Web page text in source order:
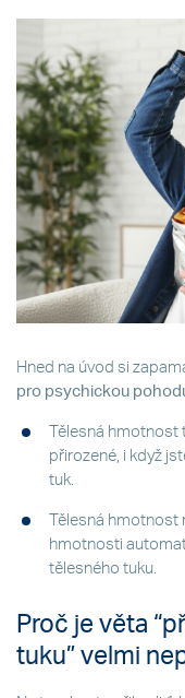
Hned na úvod si
pro psychickou
Tělesná hmotnost
přirozené, i když
tuk.
Tělesná hmotnost
hmotnosti
tělesného tuku.
Proč je věta
tuku” velmi